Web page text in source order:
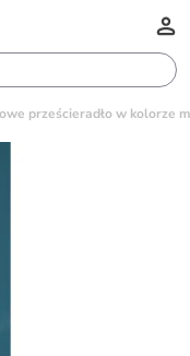
prześcieradło w kolorze